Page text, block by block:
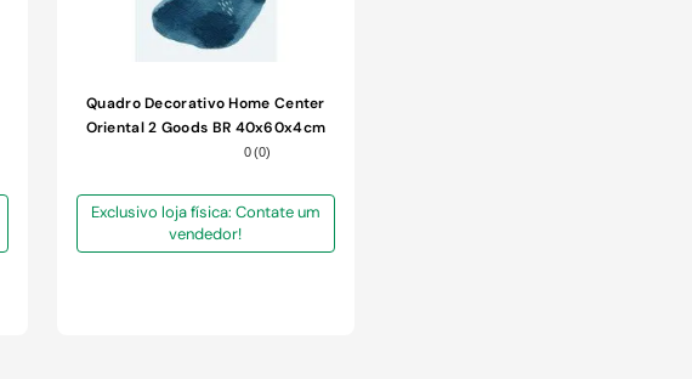
Quadro Decorativo Home Center
Oriental 2 Goods BR 40x60x4cm
0(0)
Exclusivo loja física: Contate um
vendedor!